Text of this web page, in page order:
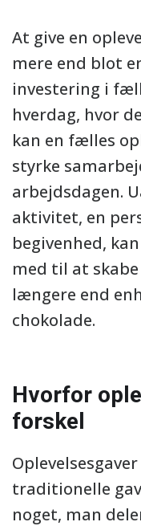
At give en
mere end blot
investering i
hverdag, hvor
kan en fælles
styrke
arbejdsdagen.
aktivitet, en
begivenhed,
med til at
længere end
chokolade.
Hvorfor
forskel
traditionelle
noget, man